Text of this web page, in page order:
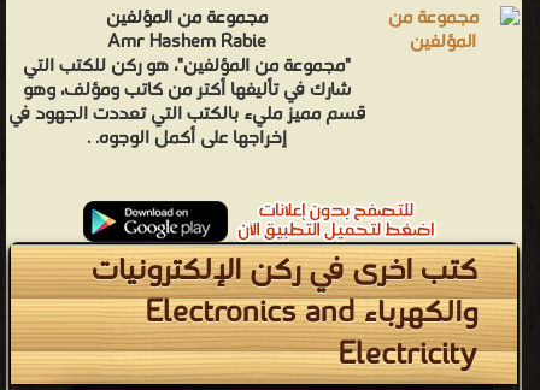
مجموعة من المؤلفين
Amr Hashem Rabie
"مجموعة من المؤلفين"، هو ركن للكتب التي
شارك في تأليفها أكتر من كاتب ومؤلف، وهو
قسم مميز مليء بالكتب التي تعددت الجهود في
إخراجها على أكمل الوجوه. .
كتب اخرى في ركن الإلكترونيات
والكهرباء Electronics and
Electricity